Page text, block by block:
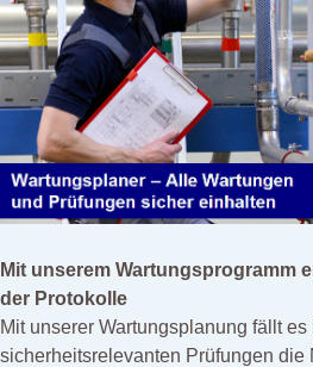
Fuhrpark
Gebäudemanagement
Gefahrstoff
Gefährdungsbeurteilung
Gesetz
Instandhaltung
Organisation
Produktion
Mit unserem Wartungsprogramm
der Protokolle
Mit unserer Wartungsplanung fällt
sicherheitsrelevanten Prüfungen die